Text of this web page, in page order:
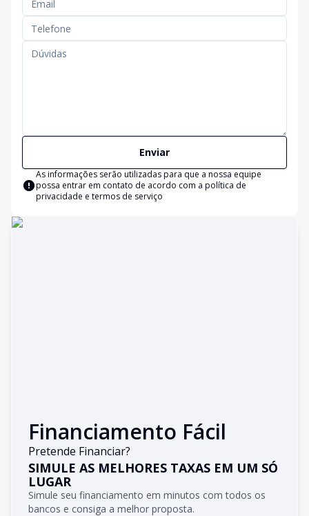
Enviar
As informações serão utilizadas para que a nossa equipe
possa entrar em contato de acordo com a política de
privacidade e termos de serviço
Financiamento Fácil
Pretende Financiar?
SIMULE AS MELHORES TAXAS EM UM SÓ
LUGAR
Simule seu financiamento em minutos com todos os
bancos e consiga a melhor proposta.